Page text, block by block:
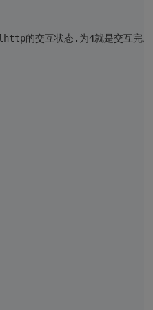
的交互状态.为4就是交互完成.